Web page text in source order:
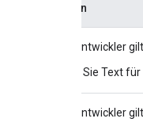
Richtlinien
Für App-Entwickler
Geben Sie Text
Für App-Entwickler